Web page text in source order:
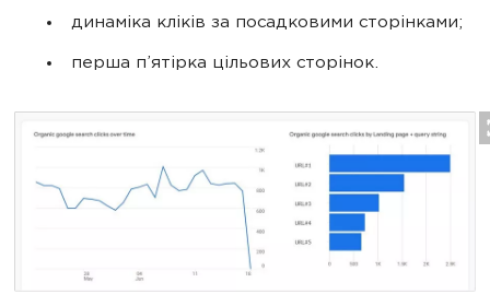
динаміка кліків за посадковими сторінками;
перша п’ятірка цільових сторінок.